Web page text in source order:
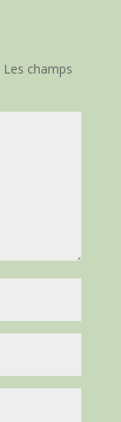
Les champs